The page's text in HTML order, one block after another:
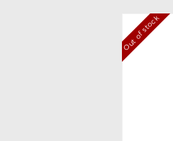
Out of stock